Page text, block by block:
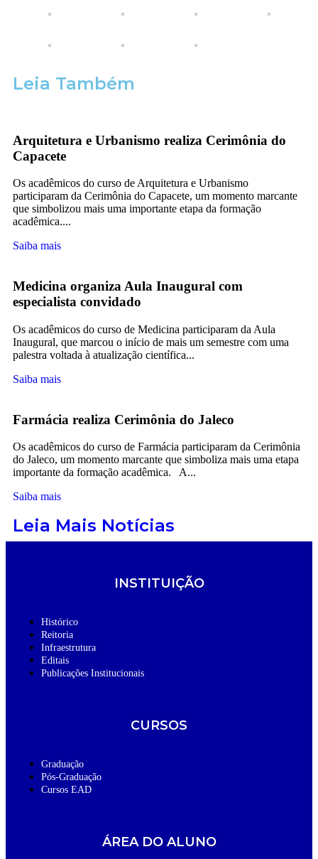
Leia Também
Arquitetura e Urbanismo realiza Cerimônia do
Capacete
Os acadêmicos do curso de Arquitetura e Urbanismo
participaram da Cerimônia do Capacete, um momento marcante
que simbolizou mais uma importante etapa da formação
acadêmica....
Saiba mais
Medicina organiza Aula Inaugural com
especialista convidado
Os acadêmicos do curso de Medicina participaram da Aula
Inaugural, que marcou o início de mais um semestre com uma
palestra voltada à atualização científica...
Saiba mais
Farmácia realiza Cerimônia do Jaleco
Os acadêmicos do curso de Farmácia participaram da Cerimônia
do Jaleco, um momento marcante que simboliza mais uma etapa
importante da formação acadêmica. A...
Saiba mais
Leia Mais Notícias
INSTITUIÇÃO
Histórico
Reitoria
Infraestrutura
Editais
Publicações Institucionais
CURSOS
Graduação
Pós-Graduação
Cursos EAD
ÁREA DO ALUNO